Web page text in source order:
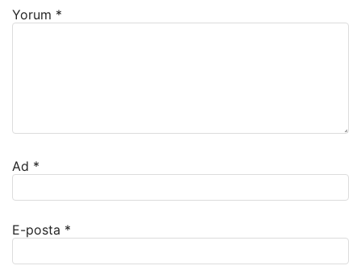
Yorum *
Ad *
E-posta *